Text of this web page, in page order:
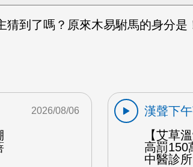
猜到了嗎？原來木易駙馬的身分
2026/08/06
漢聲下
【艾草
高罰150
中醫診